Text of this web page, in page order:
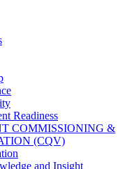
Readiness
COMMISSIONING &
(CQV)
and Insight